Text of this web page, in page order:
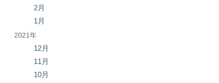
2月
1月
2021年
12月
11月
10月